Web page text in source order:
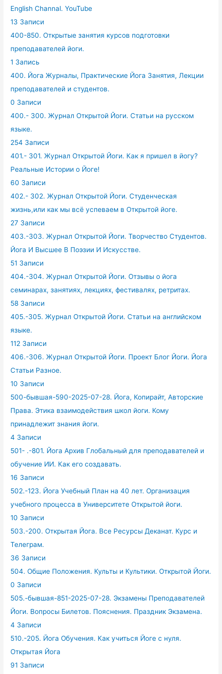
English Channal. YouTube
13 Записи
400-850. Открытые занятия курсов подготовки
преподавателей йоги.
1 Запись
400. Йога Журналы, Практические Йога Занятия, Лекции
преподавателей и студентов.
0 Записи
400.- 300. Журнал Открытой Йоги. Статьи на русском
языке.
254 Записи
401.- 301. Журнал Открытой Йоги. Как я пришел в йогу?
Реальные Истории о Йоге!
60 Записи
402.- 302. Журнал Открытой Йоги. Студенческая
жизнь,или как мы всё успеваем в Открытой йоге.
27 Записи
403.-303. Журнал Открытой Йоги. Творчество Студентов.
Йога И Высшее В Поэзии И Искусстве.
51 Записи
404.-304. Журнал Открытой Йоги. Отзывы о йога
семинарах, занятиях, лекциях, фестивалях, ретритах.
58 Записи
405.-305. Журнал Открытой Йоги. Статьи на английском
языке.
112 Записи
406.-306. Журнал Открытой Йоги. Проект Блог Йоги. Йога
Статьи Разное.
10 Записи
500-бывшая-590-2025-07-28. Йога, Копирайт, Авторские
Права. Этика взаимодействия школ йоги. Кому
принадлежит знания йоги.
4 Записи
501- .-801. Йога Архив Глобальный для преподавателей и
обучение ИИ. Как его создавать.
16 Записи
502.-123. Йога Учебный План на 40 лет. Организация
учебного процесса в Университете Открытой йоги.
10 Записи
503.-200. Открытая Йога. Все Ресурсы Деканат. Курс и
Телеграм.
36 Записи
504. Общие Положения. Культы и Культики. Открытой Йоги.
0 Записи
505.-бывшая-851-2025-07-28. Экзамены Преподавателей
Йоги. Вопросы Билетов. Пояснения. Праздник Экзамена.
4 Записи
510.-205. Йога Обучения. Как учиться Йоге с нуля.
Открытая Йога
91 Записи